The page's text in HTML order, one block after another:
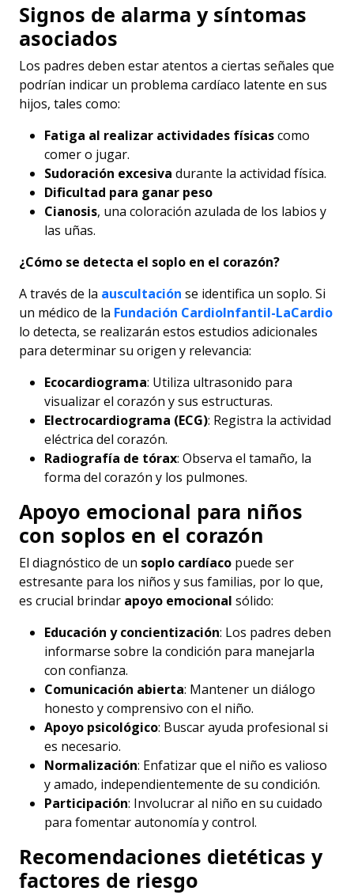
Signos de alarma y síntomas
asociados
Los padres deben estar atentos a ciertas señales que
podrían indicar un problema cardíaco latente en sus
hijos, tales como:
Fatiga al realizar actividades físicascomo
comer o jugar.
Sudoración excesiva durante la actividad física.
Dificultad para ganar peso
Cianosis, una coloración azulada de los labios y
las uñas.
¿Cómo se detecta el soplo en el corazón?
A través de la auscultación se identifica un soplo. Si
un médico de la Fundación CardioInfantil-LaCardio
lo detecta, se realizarán estos estudios adicionales
para determinar su origen y relevancia:
Ecocardiograma: Utiliza ultrasonido para
visualizar el corazón y sus estructuras.
Electrocardiograma (ECG): Registra la actividad
eléctrica del corazón.
Radiografía de tórax: Observa el tamaño, la
forma del corazón y los pulmones.
Apoyo emocional para niños
con soplos en el corazón
El diagnóstico de un soplo cardíaco puede ser
estresante para los niños y sus familias, por lo que,
es crucial brindar apoyo emocional sólido:
Educación y concientización: Los padres deben
informarse sobre la condición para manejarla
con confianza.
Comunicación abierta: Mantener un diálogo
honesto y comprensivo con el niño.
Apoyo psicológico: Buscar ayuda profesional si
es necesario.
Normalización: Enfatizar que el niño es valioso
y amado, independientemente de su condición.
Participación: Involucrar al niño en su cuidado
para fomentar autonomía y control.
Recomendaciones dietéticas y
factores de riesgo